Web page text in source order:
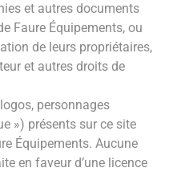
et autres documents
Faure Équipements, ou
de leurs propriétaires,
et autres droits de
personnages
») présents sur ce site
Équipements. Aucune
en faveur d’une licence